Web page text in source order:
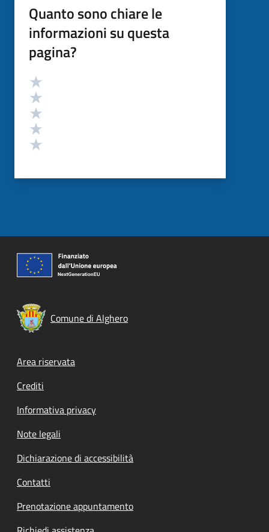
Quanto sono chiare le
informazioni su questa
pagina?
Valutazione
Comune di Alghero
Footer menu
Area riservata
Crediti
Informativa privacy
Note legali
Dichiarazione di accessibilità
Contatti
Prenotazione appuntamento